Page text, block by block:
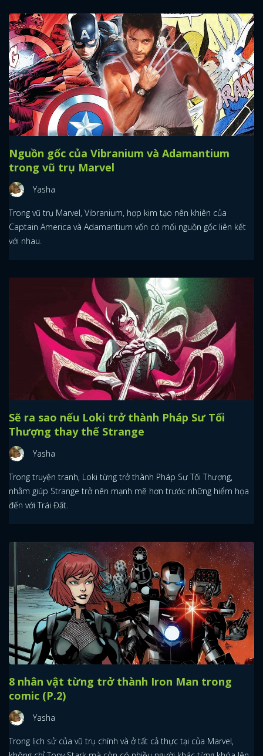
Nguồn gốc của Vibranium và Adamantium
trong vũ trụ Marvel
Yasha
Trong vũ trụ Marvel, Vibranium, hợp kim tạo nên khiên của
Captain America và Adamantium vốn có mối nguồn gốc liên kết
với nhau.
Sẽ ra sao nếu Loki trở thành Pháp Sư Tối
Thượng thay thế Strange
Yasha
Trong truyện tranh, Loki từng trở thành Pháp Sư Tối Thượng,
nhằm giúp Strange trở nên mạnh mẽ hơn trước những hiểm họa
đến với Trái Đất.
8 nhân vật từng trở thành Iron Man trong
comic (P.2)
Yasha
Trong lịch sử của vũ trụ chính và ở tất cả thực tại của Marvel,